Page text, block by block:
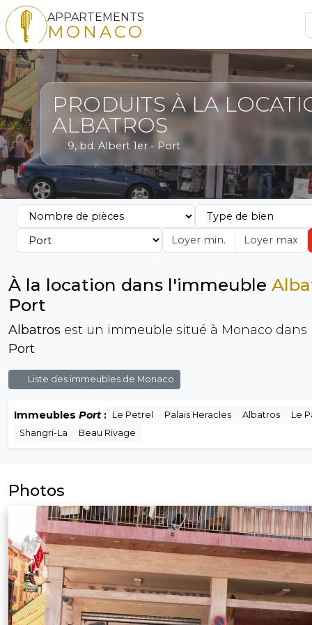
APPARTEMENTS
MONACO
PRODUITS À LA
ALBATROS
9, bd. Albert 1er - Port
À la location dans l'immeuble
Port
Albatros est un immeuble situé à Monaco dans
Port
Liste des immeubles de Monaco
Immeubles Port: Le Petrel Palais Heracles Albatros
Le
Shangri-La
Beau Rivage
Photos